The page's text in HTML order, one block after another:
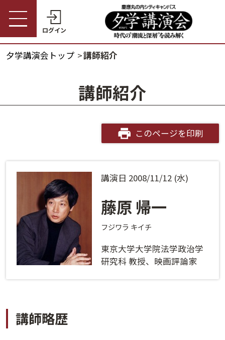
ログイン
パスワード
会員番号・パスワードをお忘れの方
ログインヘルプ
ログインする
プライバシーポリシーに同意の上ご利用ください。
夕学講演会トップ 講師紹介
講師紹介
このページを印刷
講演日 2008/11/12 (水)
藤原 帰一
フジワラ キイチ
東京大学大学院法学政治学
研究科 教授、映画評論家
講師略歴
夕学講演会とは
開催概要
受講料金・割引制度
活用方法
資料請求